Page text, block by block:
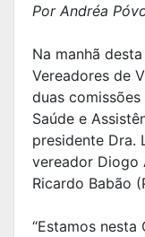
Por Andréa
Na manhã
Vereadores de
duas
Saúde e
presidente Dra.
vereador Diogo
Ricardo Babão
“Estamos nesta